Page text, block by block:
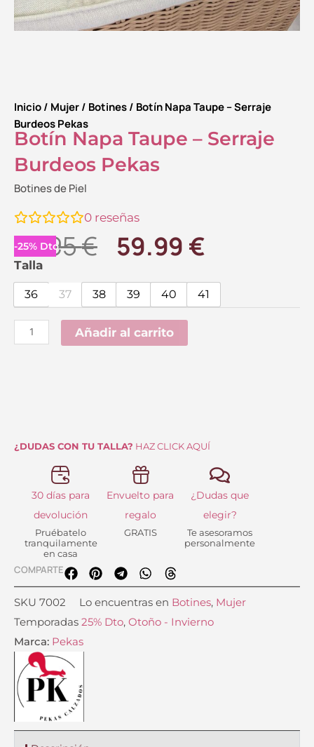
Inicio/ Mujer/ Botines/ Botín Napa Taupe – Serraje
Burdeos Pekas
Botín Napa Taupe – Serraje
Burdeos Pekas
Botines de Piel
0 reseñas
-25% Dto.
79.95€ El
original
era:
79.95 €.
59.99 €El
actual
Talla
36 37 38 39 40 41
Botín
Napa
Taupe
-
Serraje
Añadir al carrito
¿DUDAS CON TU TALLA? HAZ CLICK AQUÍ
30 días para
devolución
Pruébatelo
tranquilamente
en casa
Envuelto para
regalo
GRATIS
¿Dudas que
elegir?
Te asesoramos
personalmente
COMPARTE
SKU 7002 Lo encuentras en Botines, Mujer
Temporadas 25% Dto, Otoño - Invierno
Marca: Pekas